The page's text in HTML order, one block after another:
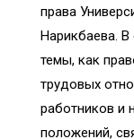
права
Нарикбаева.
темы, как
трудовых
работников и
положений,